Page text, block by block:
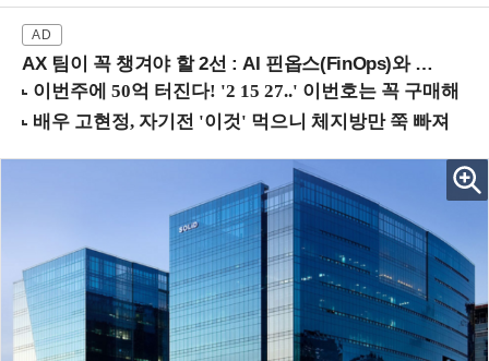
AX 팀이 꼭 챙겨야 할 2선 : AI 핀옵스(FinOps)와 토큰 거버넌스 (8/21 잠실역)